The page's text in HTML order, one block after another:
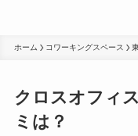
ホーム コワーキングスペース
クロスオフィ
ミは？